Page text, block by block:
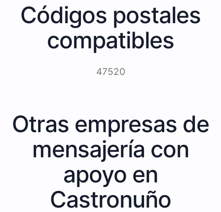
Códigos postales
compatibles
47520
Otras empresas de
mensajería con
apoyo en
Castronuño